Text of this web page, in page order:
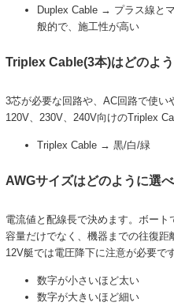
Duplex Cable → プラス線と
般的で、施工性が高い
Triplex Cable(3本)はどのよ
3芯が必要な回路や、AC回路で使
120V、230V、240V向けのTriplex
Triplex Cable → 黒/白/緑
AWGサイズはどのように選
電流値と配線長で決めます。ボー
容量だけでなく、機器までの往復
12V艇では電圧降下に注意が必要で
数字が小さいほど太い
数字が大きいほど細い